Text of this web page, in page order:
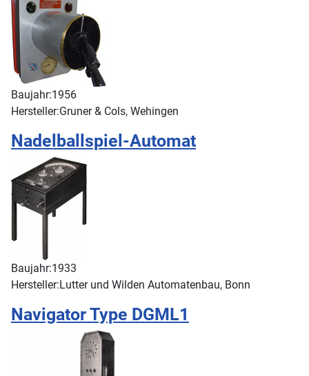
Baujahr:1956
Hersteller:Gruner & Cols, Wehingen
Nadelballspiel-Automat
Baujahr:1933
Hersteller:Lutter und Wilden Automatenbau, Bonn
Navigator Type DGML1